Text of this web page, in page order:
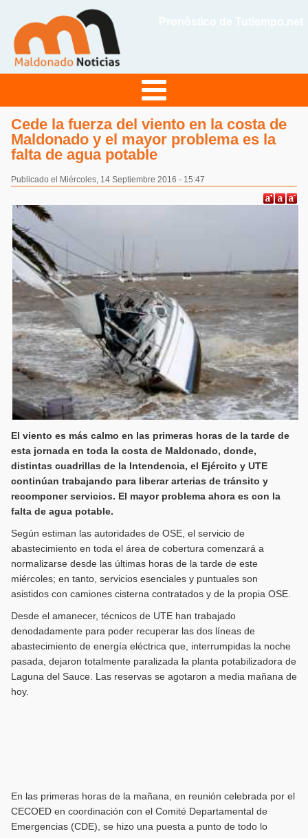
Cede la fuerza del viento en la costa de
Maldonado y el mayor problema es la
falta de agua potable
Publicado el Miércoles, 14 Septiembre 2016 - 15:47
El viento es más calmo en las primeras horas de la tarde de
esta jornada en toda la costa de Maldonado, donde,
distintas cuadrillas de la Intendencia, el Ejército y UTE
continúan trabajando para liberar arterias de tránsito y
recomponer servicios. El mayor problema ahora es con la
falta de agua potable.
Según estiman las autoridades de OSE, el servicio de
abastecimiento en toda el área de cobertura comenzará a
normalizarse desde las últimas horas de la tarde de este
miércoles; en tanto, servicios esenciales y puntuales son
asistidos con camiones cisterna contratados y de la propia OSE.
Desde el amanecer, técnicos de UTE han trabajado
denodadamente para poder recuperar las dos líneas de
abastecimiento de energía eléctrica que, interrumpidas la noche
pasada, dejaron totalmente paralizada la planta potabilizadora de
Laguna del Sauce. Las reservas se agotaron a media mañana de
hoy.
En las primeras horas de la mañana, en reunión celebrada por el
CECOED en coordinación con el Comité Departamental de
Emergencias (CDE), se hizo una puesta a punto de todo lo